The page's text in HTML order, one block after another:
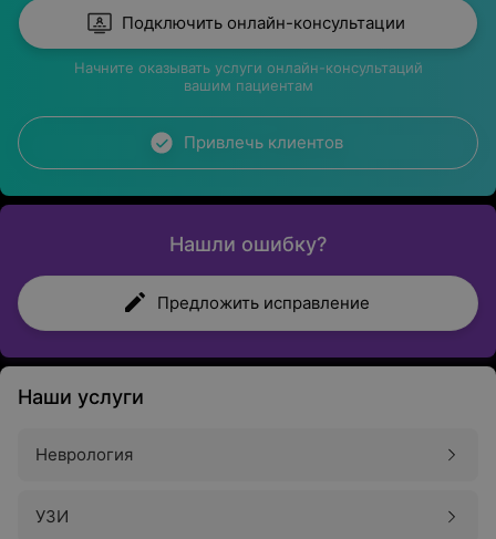
Подключить онлайн-консультации
Начните оказывать услуги онлайн-консультаций
вашим пациентам
Привлечь клиентов
Нашли ошибку?
Предложить исправление
Наши услуги
Неврология
УЗИ